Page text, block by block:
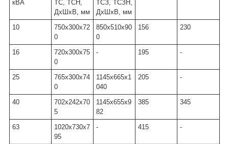
кВА
ТС, ТСН,
ДхШхВ, мм
ТСЗ, ТСЗН,
ДхШхВ, мм
10
750х300х72
0
850х510х90
0
156 230
16
720x300x75
0
- 195 -
25
765x300x74
0
1145х665х1
040
205 -
40
702x242x70
5
1145х655х9
82
385 345
63
1020x730x7
95
- 415 -